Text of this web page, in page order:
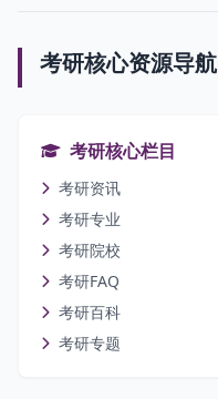
考研核心资源导航
考研核心栏目
考研资讯
考研专业
考研院校
考研FAQ
考研百科
考研专题